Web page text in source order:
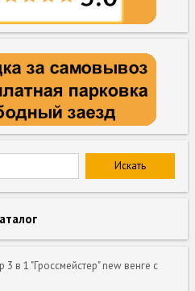
3 в 1 "Гроссмейстер" new венге с